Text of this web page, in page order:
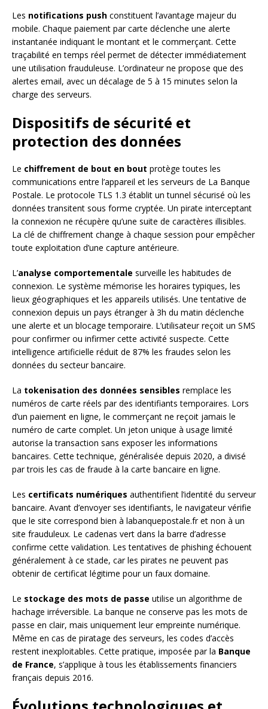
Les notifications push constituent l’avantage majeur du
mobile. Chaque paiement par carte déclenche une alerte
instantanée indiquant le montant et le commerçant. Cette
traçabilité en temps réel permet de détecter immédiatement
une utilisation frauduleuse. L’ordinateur ne propose que des
alertes email, avec un décalage de 5 à 15 minutes selon la
charge des serveurs.
Dispositifs de sécurité et
protection des données
Le chiffrement de bout en bout protège toutes les
communications entre l’appareil et les serveurs de La Banque
Postale. Le protocole TLS 1.3 établit un tunnel sécurisé où les
données transitent sous forme cryptée. Un pirate interceptant
la connexion ne récupère qu’une suite de caractères illisibles.
La clé de chiffrement change à chaque session pour empêcher
toute exploitation d’une capture antérieure.
L’analyse comportementale surveille les habitudes de
connexion. Le système mémorise les horaires typiques, les
lieux géographiques et les appareils utilisés. Une tentative de
connexion depuis un pays étranger à 3h du matin déclenche
une alerte et un blocage temporaire. L’utilisateur reçoit un SMS
pour confirmer ou infirmer cette activité suspecte. Cette
intelligence artificielle réduit de 87% les fraudes selon les
données du secteur bancaire.
La tokenisation des données sensibles remplace les
numéros de carte réels par des identifiants temporaires. Lors
d’un paiement en ligne, le commerçant ne reçoit jamais le
numéro de carte complet. Un jeton unique à usage limité
autorise la transaction sans exposer les informations
bancaires. Cette technique, généralisée depuis 2020, a divisé
par trois les cas de fraude à la carte bancaire en ligne.
Les certificats numériques authentifient l’identité du serveur
bancaire. Avant d’envoyer ses identifiants, le navigateur vérifie
que le site correspond bien à labanquepostale.fr et non à un
site frauduleux. Le cadenas vert dans la barre d’adresse
confirme cette validation. Les tentatives de phishing échouent
généralement à ce stade, car les pirates ne peuvent pas
obtenir de certificat légitime pour un faux domaine.
Le stockage des mots de passe utilise un algorithme de
hachage irréversible. La banque ne conserve pas les mots de
passe en clair, mais uniquement leur empreinte numérique.
Même en cas de piratage des serveurs, les codes d’accès
restent inexploitables. Cette pratique, imposée par la Banque
de France, s’applique à tous les établissements financiers
français depuis 2016.